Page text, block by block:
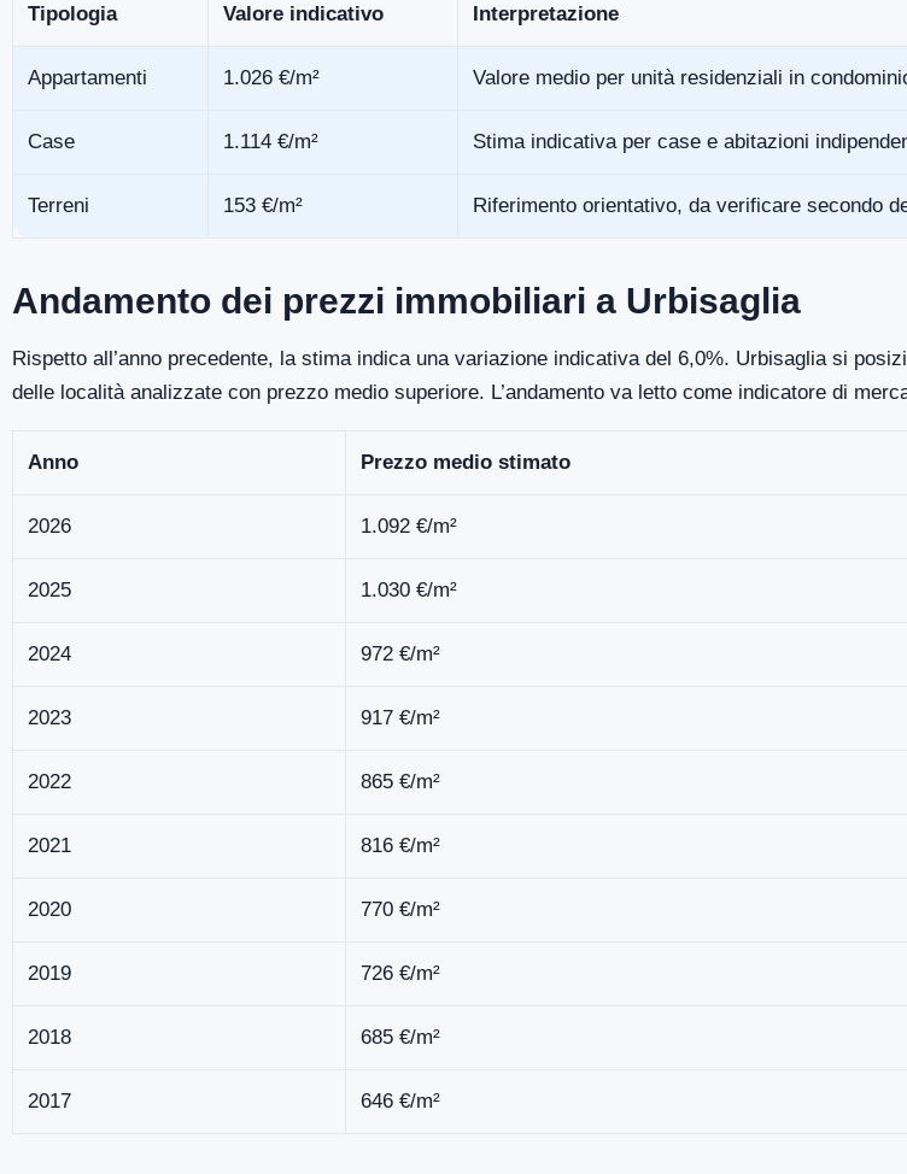
Tipologia Valore indicativo Interpretazione
Appartamenti 1.026 €/m² Valore medio per unità residenziali in
Case 1.114 €/m² Stima indicativa per case e abitazioni
Terreni 153 €/m² Riferimento orientativo, da verificare secondo
Andamento dei prezzi immobiliari a Urbisaglia
Rispetto all’anno precedente, la stima indica una variazione indicativa del 6,0%. Urbisaglia si
delle località analizzate con prezzo medio superiore. L’andamento va letto come indicatore di
Anno Prezzo medio stimato
2026 1.092 €/m²
2025 1.030 €/m²
2024 972 €/m²
2023 917 €/m²
2022 865 €/m²
2021 816 €/m²
2020 770 €/m²
2019 726 €/m²
2018 685 €/m²
2017 646 €/m²